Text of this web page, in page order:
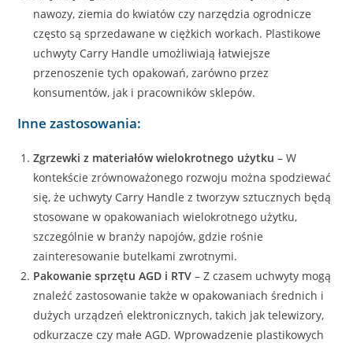
nawozy, ziemia do kwiatów czy narzędzia ogrodnicze
często są sprzedawane w ciężkich workach. Plastikowe
uchwyty Carry Handle umożliwiają łatwiejsze
przenoszenie tych opakowań, zarówno przez
konsumentów, jak i pracowników sklepów.
Inne zastosowania:
Zgrzewki z materiałów wielokrotnego użytku – W
kontekście zrównoważonego rozwoju można spodziewać
się, że uchwyty Carry Handle z tworzyw sztucznych będą
stosowane w opakowaniach wielokrotnego użytku,
szczególnie w branży napojów, gdzie rośnie
zainteresowanie butelkami zwrotnymi.
Pakowanie sprzętu AGD i RTV – Z czasem uchwyty mogą
znaleźć zastosowanie także w opakowaniach średnich i
dużych urządzeń elektronicznych, takich jak telewizory,
odkurzacze czy małe AGD. Wprowadzenie plastikowych